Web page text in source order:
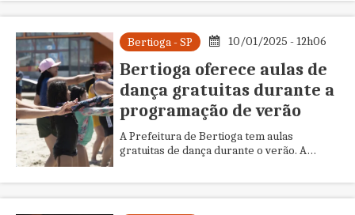
Bertioga - SP 10/01/2025 - 12h06
Bertioga oferece aulas de
dança gratuitas durante a
programação de verão
A Prefeitura de Bertioga tem aulas
gratuitas de dança durante o verão. A